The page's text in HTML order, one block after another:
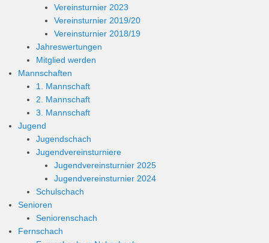
Vereinsturnier 2023
Vereinsturnier 2019/20
Vereinsturnier 2018/19
Jahreswertungen
Mitglied werden
Mannschaften
1. Mannschaft
2. Mannschaft
3. Mannschaft
Jugend
Jugendschach
Jugendvereinsturniere
Jugendvereinsturnier 2025
Jugendvereinsturnier 2024
Schulschach
Senioren
Seniorenschach
Fernschach